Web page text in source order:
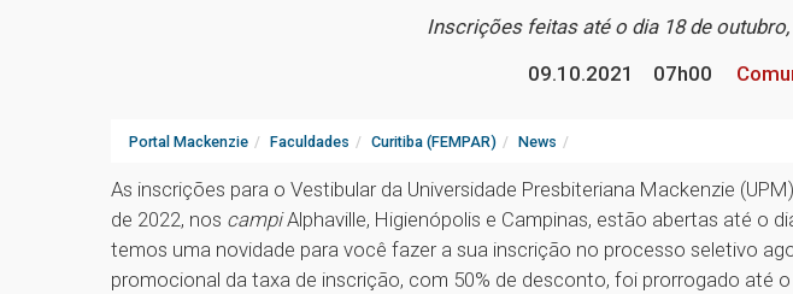
Inscrições feitas até o dia 18 de
09.10.2021
07h00
Portal Mackenzie Faculdades Curitiba (FEMPAR) News
As inscrições para o Vestibular da Universidade Presbiteriana Mackenzie
de 2022, nos campiAlphaville, Higienópolis e Campinas, estão abertas até o
temos uma novidade para você fazer a sua inscrição no processo seletivo
promocional da taxa de inscrição, com 50% de desconto, foi prorrogado até